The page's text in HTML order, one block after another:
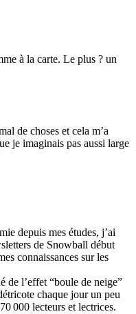
à la carte. Le plus ? un
de choses et cela m’a
je imaginais pas aussi large
depuis mes études, j’ai
de Snowball début
connaissances sur les
de l’effet “boule de neige”
chaque jour un peu
000 lecteurs et lectrices.